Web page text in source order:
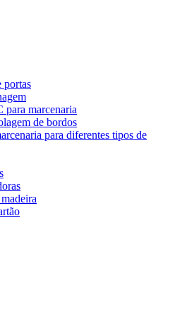
portas
para marcenaria
de bordos
para diferentes tipos de